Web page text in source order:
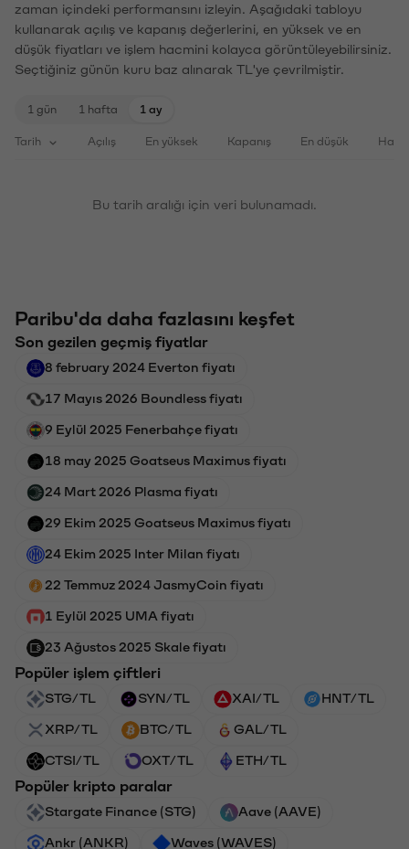
zaman içindeki performansını izleyin. Aşağıdaki tabloyu
kullanarak açılış ve kapanış değerlerini, en yüksek ve en
düşük fiyatları ve işlem hacmini kolayca görüntüleyebilirsiniz.
Seçtiğiniz günün kuru baz alınarak TL'ye çevrilmiştir.
1 gün 1 hafta 1 ay
Tarih Açılış En yüksek Kapanış En düşük
Bu tarih aralığı için veri bulunamadı.
Paribu'da daha fazlasını keşfet
Son gezilen geçmiş fiyatlar
8 february 2024 Everton fiyatı
17 Mayıs 2026 Boundless fiyatı
9 Eylül 2025 Fenerbahçe fiyatı
18 may 2025 Goatseus Maximus fiyatı
24 Mart 2026 Plasma fiyatı
29 Ekim 2025 Goatseus Maximus fiyatı
24 Ekim 2025 Inter Milan fiyatı
22 Temmuz 2024 JasmyCoin fiyatı
1 Eylül 2025 UMA fiyatı
23 Ağustos 2025 Skale fiyatı
Popüler işlem çiftleri
STG/TL SYN/TL XAI/TL HNT/TL
XRP/TL BTC/TL GAL/TL
CTSI/TL OXT/TL ETH/TL
Popüler kripto paralar
Stargate Finance (STG) Aave (AAVE)
Ankr (ANKR) Waves (WAVES)